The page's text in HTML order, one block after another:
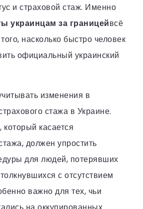
и страховой стаж. Именно
украинцам за границейвсё
насколько быстро человек
официальный украинский
изменения в
стажа в Украине.
касается
должен упростить
для людей, потерявших
с отсутствием
важно для тех, чьи